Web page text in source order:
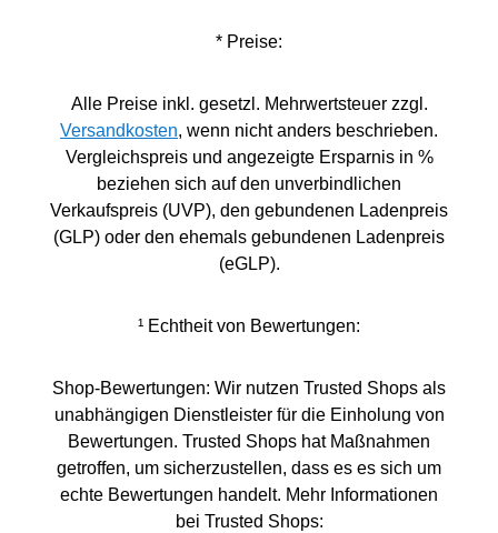
* Preise:
Alle Preise inkl. gesetzl. Mehrwertsteuer zzgl.
Versandkosten, wenn nicht anders beschrieben.
Vergleichspreis und angezeigte Ersparnis in %
beziehen sich auf den unverbindlichen
Verkaufspreis (UVP), den gebundenen Ladenpreis
(GLP) oder den ehemals gebundenen Ladenpreis
(eGLP).
¹ Echtheit von Bewertungen:
Shop-Bewertungen: Wir nutzen Trusted Shops als
unabhängigen Dienstleister für die Einholung von
Bewertungen. Trusted Shops hat Maßnahmen
getroffen, um sicherzustellen, dass es es sich um
echte Bewertungen handelt. Mehr Informationen
bei Trusted Shops: